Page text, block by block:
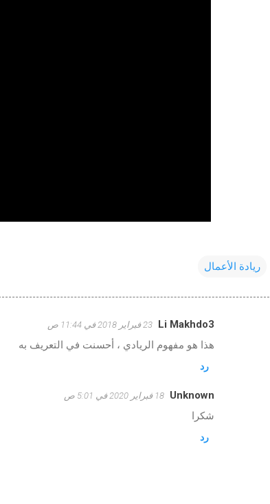
ريادة الأعمال
Li Makhdo3 23 فبراير 2018 في 11:44 ص
هذا هو مفهوم الريادي ، أحسنت في التعريف به
رد
Unknown 18 فبراير 2020 في 5:01 ص
شكرا
رد